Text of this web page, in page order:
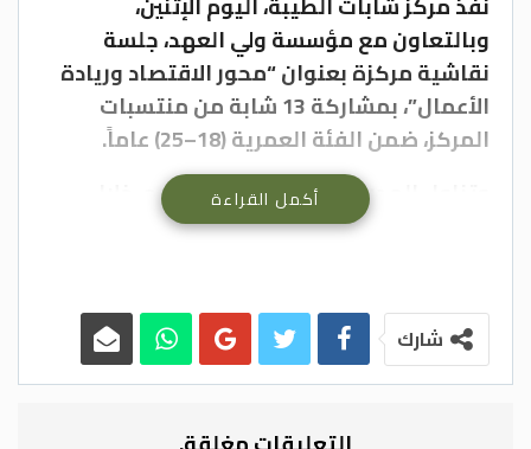
وبالتعاون مع مؤسسة ولي العهد، جلسة
نقاشية مركزة بعنوان “محور الاقتصاد وريادة
الأعمال”، بمشاركة 13 شابة من منتسبات
المركز، ضمن الفئة العمرية (18–25) عاماً.
وتناول المدرب حسام الدين الإبراهيم، خلال
الجلسة، واقع ريادة الأعمال بين الشباب الأردني،
مشاريعهم الريادية، إلى جانب دور المجتمع
والمؤسسات في دعم الشباب وتمكينهم
اقتصادياً.
أكمل القراءة
شارك